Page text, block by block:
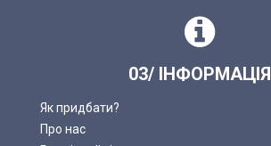
03/ ІНФОРМАЦІЯ
Як придбати?
Про нас